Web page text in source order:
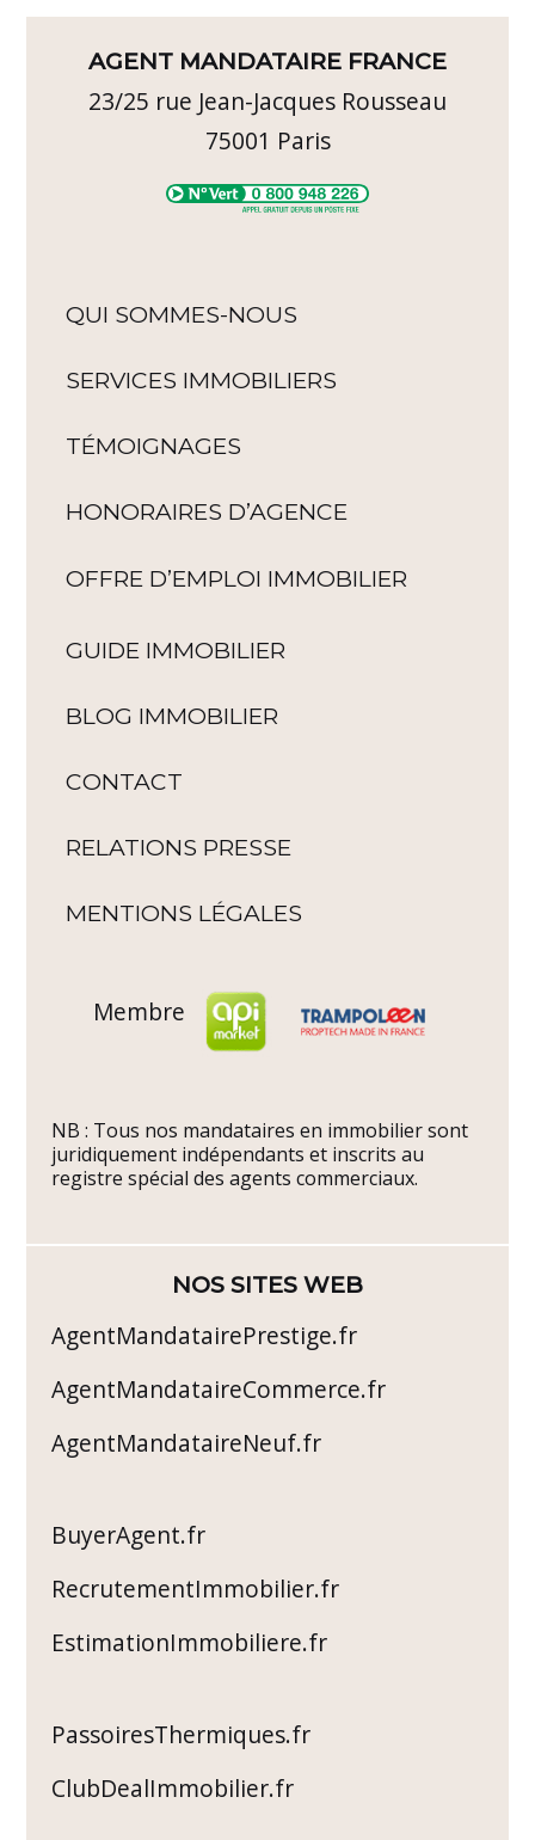
AGENT MANDATAIRE FRANCE
23/25 rue Jean-Jacques Rousseau
75001 Paris
QUI SOMMES-NOUS
SERVICES IMMOBILIERS
TÉMOIGNAGES
HONORAIRES D’AGENCE
OFFRE D’EMPLOI IMMOBILIER
GUIDE IMMOBILIER
BLOG IMMOBILIER
CONTACT
RELATIONS PRESSE
MENTIONS LÉGALES
Membre
NB : Tous nos mandataires en immobilier sont
juridiquement indépendants et inscrits au
registre spécial des agents commerciaux.
NOS SITES WEB
AgentMandatairePrestige.fr
AgentMandataireCommerce.fr
AgentMandataireNeuf.fr
BuyerAgent.fr
RecrutementImmobilier.fr
EstimationImmobiliere.fr
PassoiresThermiques.fr
ClubDealImmobilier.fr